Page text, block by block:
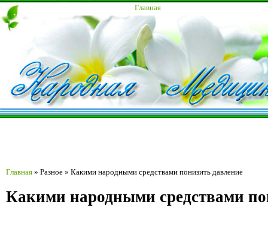
Главная
Главная » Разное » Какими народными средствами понизить давление
Какими народными средствами